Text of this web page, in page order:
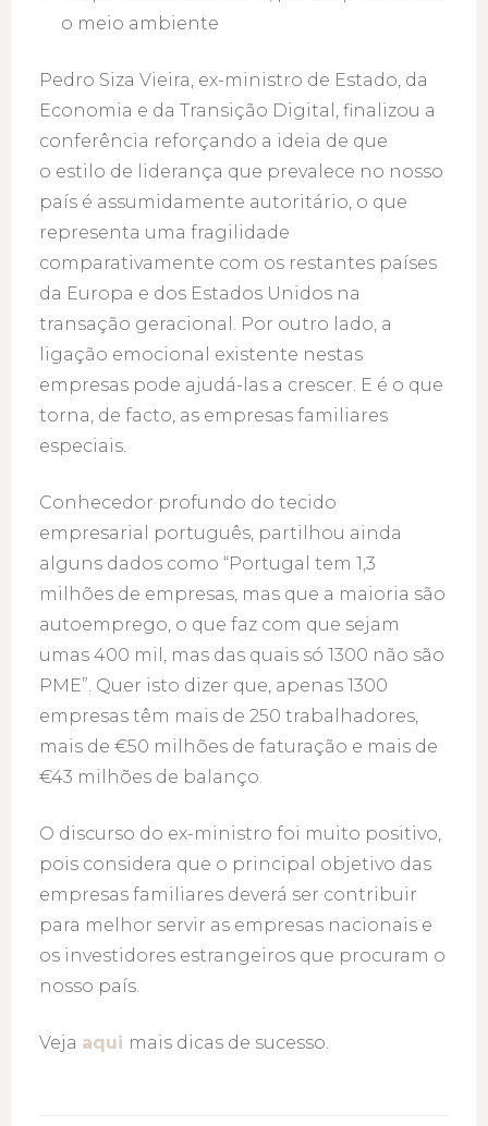
o meio ambiente
Pedro Siza Vieira, ex-ministro de Estado, da
Economia e da Transição Digital, finalizou a
conferência reforçando a ideia de que
o estilo de liderança que prevalece no nosso
país é assumidamente autoritário, o que
representa uma fragilidade
comparativamente com os restantes países
da Europa e dos Estados Unidos na
transação geracional. Por outro lado, a
ligação emocional existente nestas
empresas pode ajudá-las a crescer. E é o que
torna, de facto, as empresas familiares
especiais.
Conhecedor profundo do tecido
empresarial português, partilhou ainda
alguns dados como “Portugal tem 1,3
milhões de empresas, mas que a maioria são
autoemprego, o que faz com que sejam
umas 400 mil, mas das quais só 1300 não são
PME”. Quer isto dizer que, apenas 1300
empresas têm mais de 250 trabalhadores,
mais de €50 milhões de faturação e mais de
€43 milhões de balanço.
O discurso do ex-ministro foi muito positivo,
pois considera que o principal objetivo das
empresas familiares deverá ser contribuir
para melhor servir as empresas nacionais e
os investidores estrangeiros que procuram o
nosso país.
Veja aqui mais dicas de sucesso.